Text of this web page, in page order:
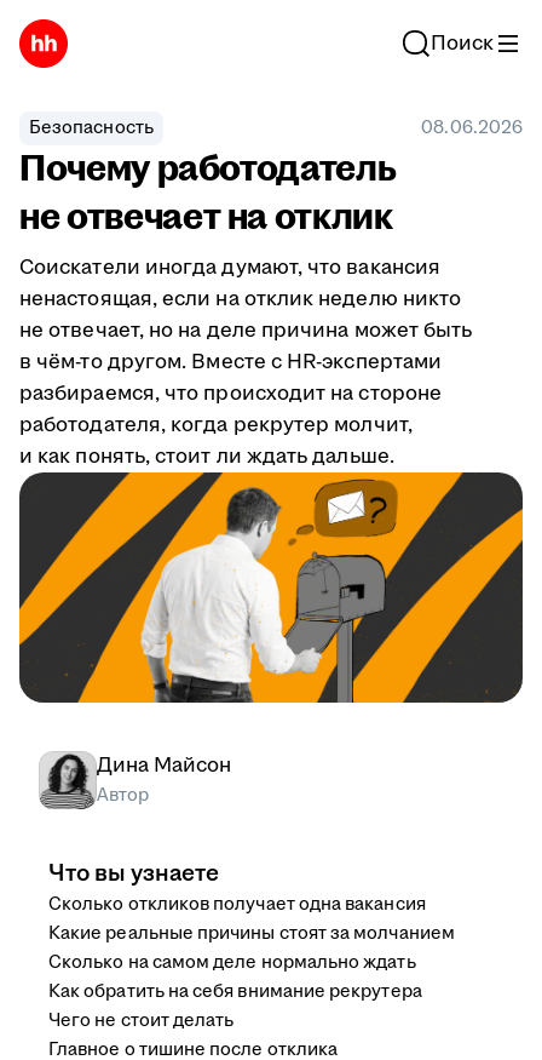
Поиск
Безопасность 08.06.2026
Почему работодатель
не отвечает на отклик
Соискатели иногда думают, что вакансия
ненастоящая, если на отклик неделю никто
не отвечает, но на деле причина может быть
в чём-то другом. Вместе с HR-экспертами
разбираемся, что происходит на стороне
работодателя, когда рекрутер молчит,
и как понять, стоит ли ждать дальше.
Дина Майсон
Автор
Что вы узнаете
Сколько откликов получает одна вакансия
Какие реальные причины стоят за молчанием
Сколько на самом деле нормально ждать
Как обратить на себя внимание рекрутера
Чего не стоит делать
Главное о тишине после отклика